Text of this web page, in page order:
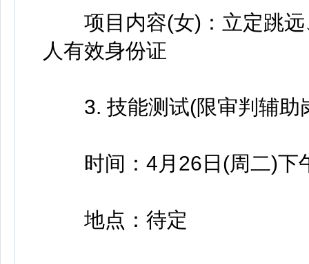
项目内容(女)：立定跳远
人有效身份证
3. 技能测试(限审判辅助
时间：4月26日(周二)下
地点：待定